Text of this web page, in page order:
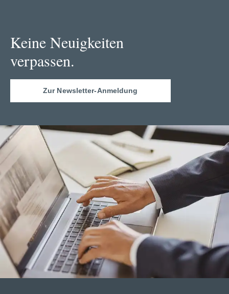
Keine Neuigkeiten
verpassen.
Zur Newsletter-Anmeldung